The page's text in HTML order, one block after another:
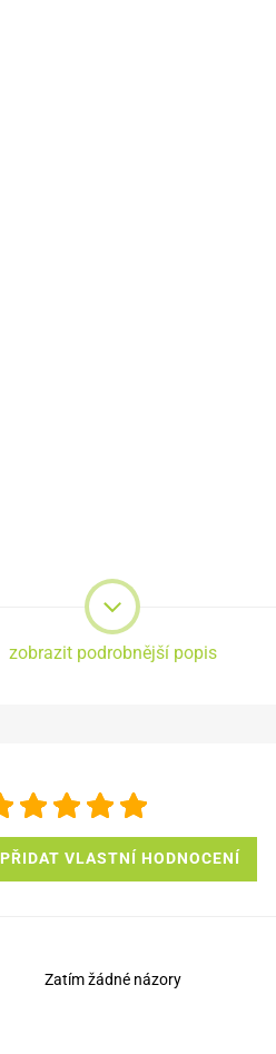
zobrazit podrobnější popis
PŘIDAT VLASTNÍ HODNOCENÍ
Zatím žádné názory